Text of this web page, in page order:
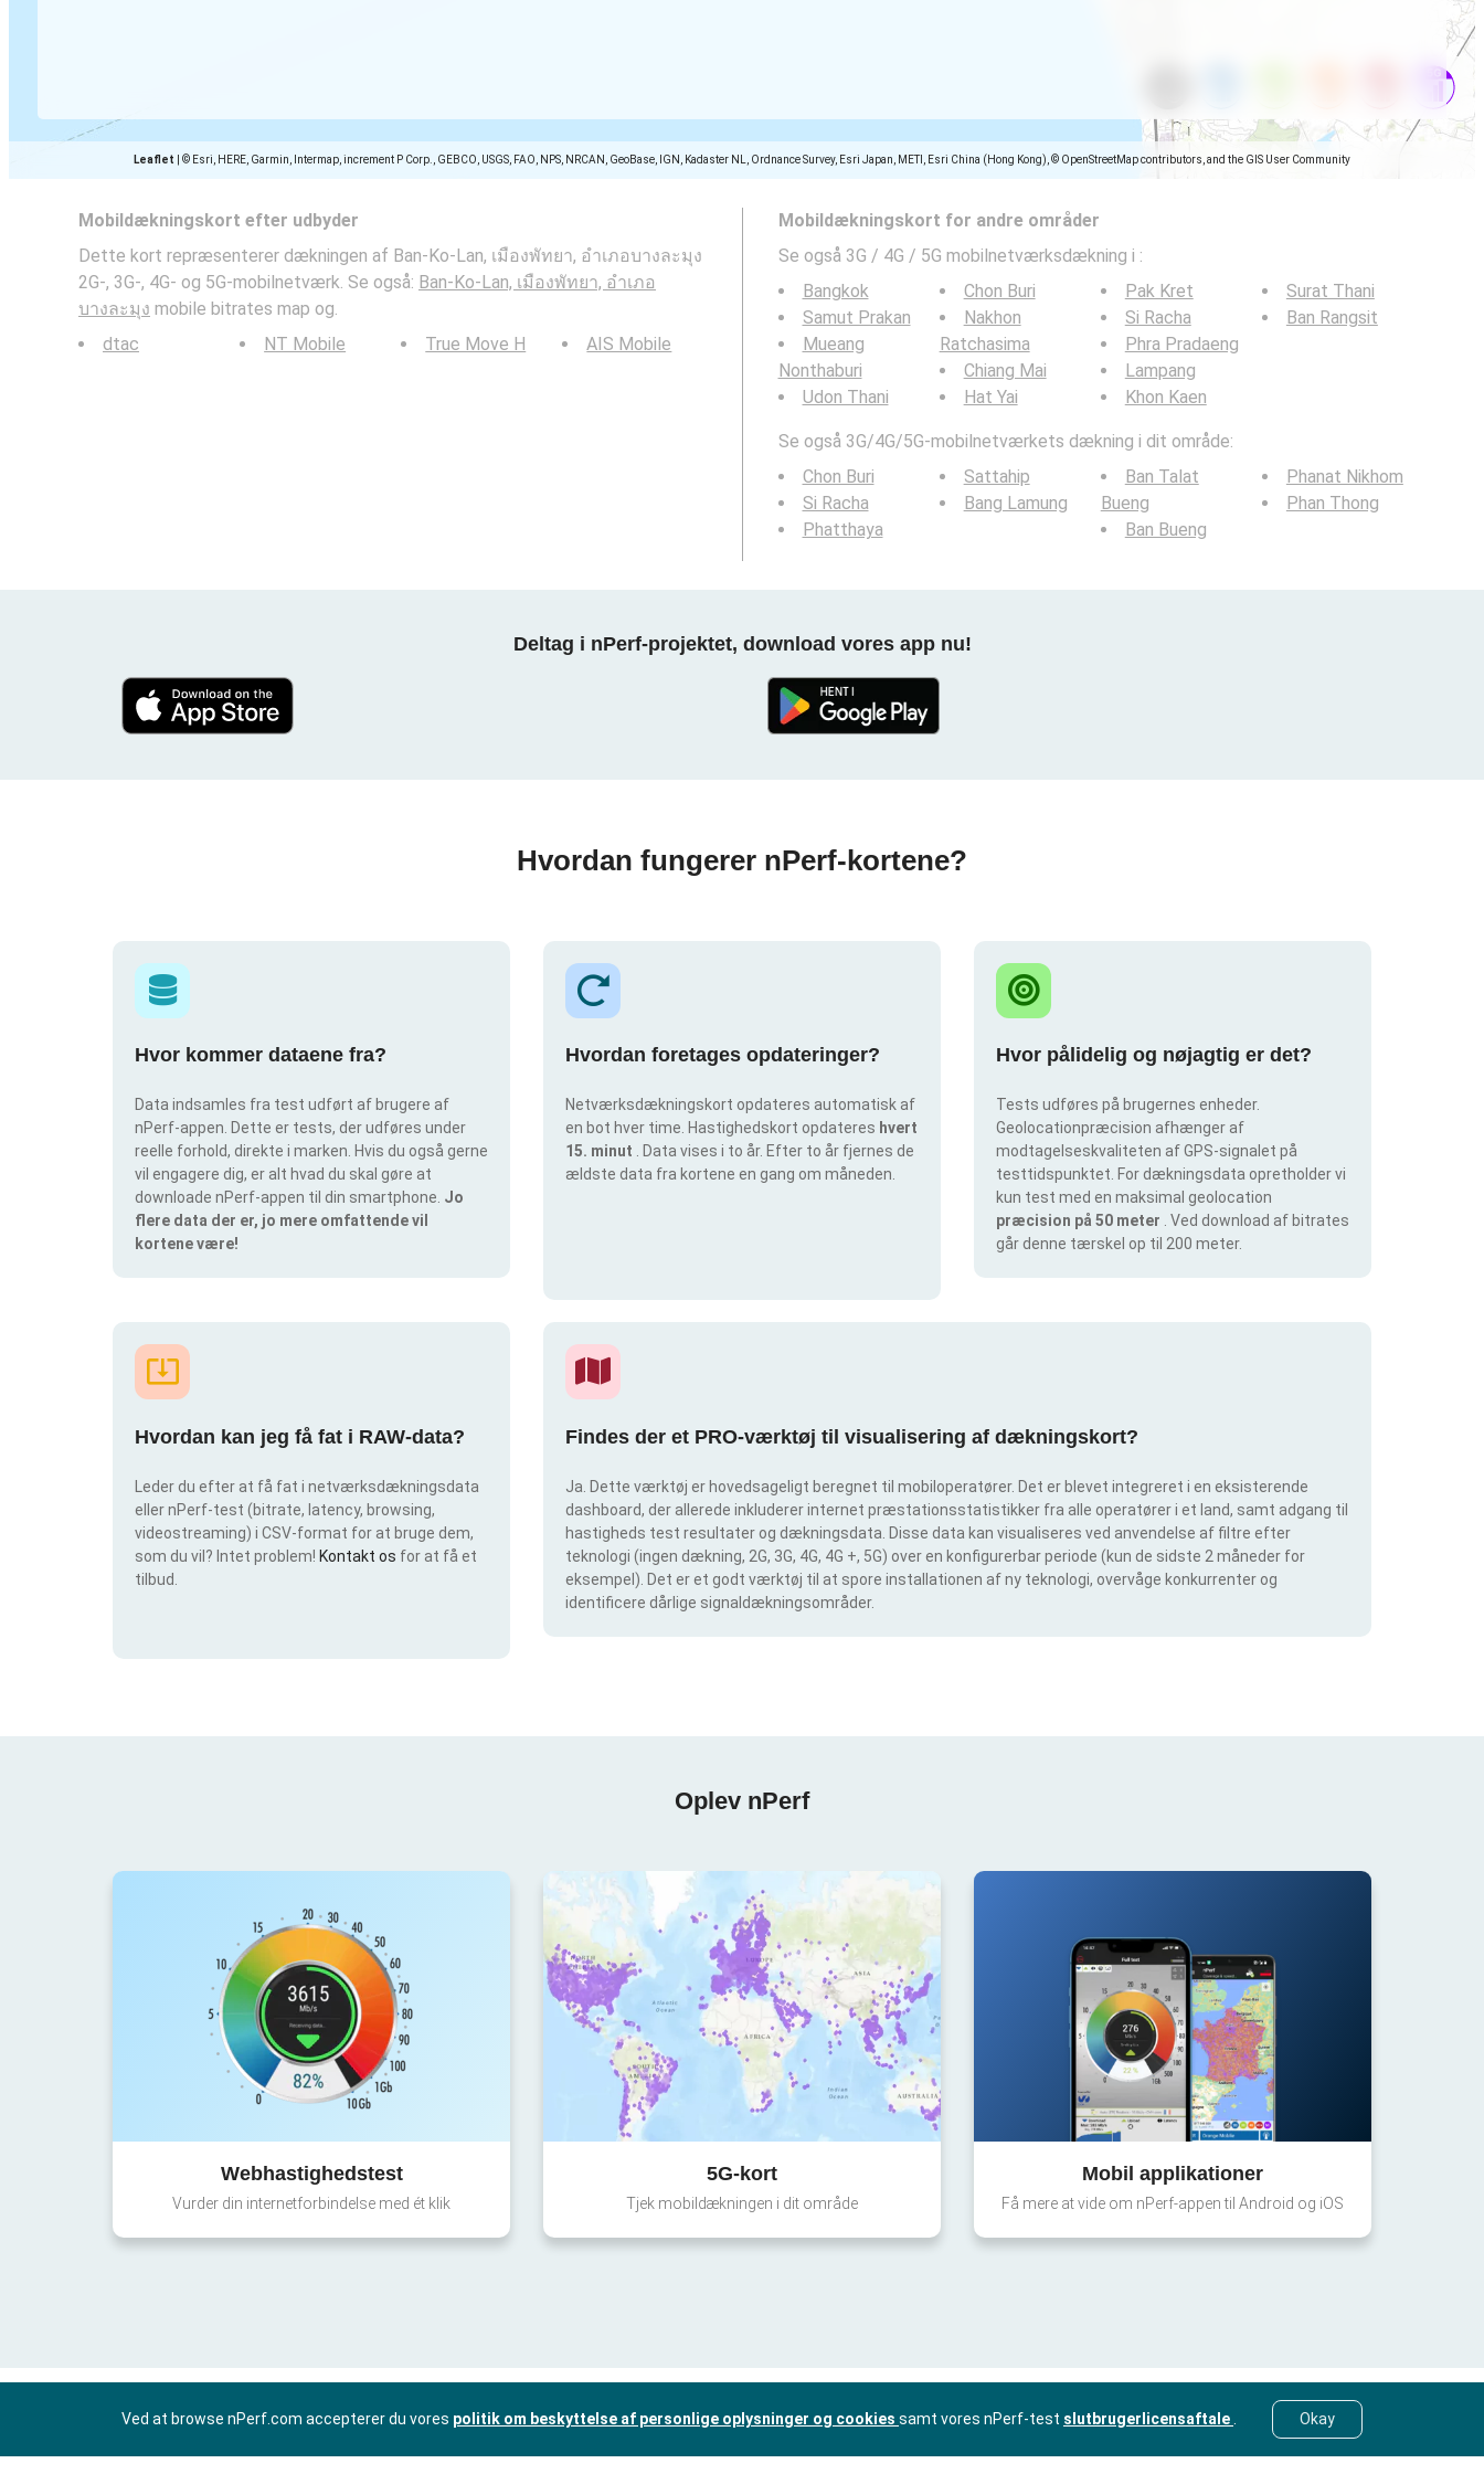
Leaflet © Esri, HERE, Garmin, Intermap, increment P Corp., GEBCO, USGS, FAO, NPS, NRCAN, GeoBase, IGN, Kadaster NL, Ordnance Survey, Esri Japan, METI, Esri China (Hong Kong), © OpenStreetMap contributors, and the GIS User Community
Mobildækningskort efter udbyder
Dette kort repræsenterer dækningen af Ban-Ko-Lan, เมืองพัทยา, อำเภอบางละมุง
2G-, 3G-, 4G- og 5G-mobilnetværk. Se også: Ban-Ko-Lan, เมืองพัทยา, อำเภอ
บางละมุง mobile bitrates map og.
dtac
NT Mobile True Move H AIS Mobile
Mobildækningskort for andre områder
Se også 3G / 4G / 5G mobilnetværksdækning i :
Bangkok
Samut Prakan
Mueang
Nonthaburi
Udon Thani
Chon Buri
Nakhon
Ratchasima
Chiang Mai
Hat Yai
Pak Kret
Si Racha
Phra Pradaeng
Lampang
Khon Kaen
Surat Thani
Ban Rangsit
Se også 3G/4G/5G-mobilnetværkets dækning i dit område:
Chon Buri
Si Racha
Phatthaya
Sattahip
Bang Lamung
Ban Talat
Bueng
Ban Bueng
Phanat Nikhom
Phan Thong
Deltag i nPerf-projektet, download vores app nu!
Hvordan fungerer nPerf-kortene?
Hvor kommer dataene fra?
Data indsamles fra test udført af brugere af
nPerf-appen. Dette er tests, der udføres under
reelle forhold, direkte i marken. Hvis du også gerne
vil engagere dig, er alt hvad du skal gøre at
downloade nPerf-appen til din smartphone. Jo
flere data der er, jo mere omfattende vil
kortene være!
Hvordan foretages opdateringer?
Netværksdækningskort opdateres automatisk af
en bot hver time. Hastighedskort opdateres hvert
15. minut
. Data vises i to år. Efter to år fjernes de
ældste data fra kortene en gang om måneden.
Hvor pålidelig og nøjagtig er det?
Tests udføres på brugernes enheder.
Geolocationpræcision afhænger af
modtagelseskvaliteten af GPS-signalet på
testtidspunktet. For dækningsdata opretholder vi
kun test med en maksimal geolocation
præcision på 50 meter
. Ved download af bitrates
går denne tærskel op til 200 meter.
Hvordan kan jeg få fat i RAW-data?
Leder du efter at få fat i netværksdækningsdata
eller nPerf-test (bitrate, latency, browsing,
videostreaming) i CSV-format for at bruge dem,
som du vil? Intet problem! Kontakt os for at få et
tilbud.
Findes der et PRO-værktøj til visualisering af dækningskort?
Ja. Dette værktøj er hovedsageligt beregnet til mobiloperatører. Det er blevet integreret i en eksisterende
dashboard, der allerede inkluderer internet præstationsstatistikker fra alle operatører i et land, samt adgang til
hastigheds test resultater og dækningsdata. Disse data kan visualiseres ved anvendelse af filtre efter
teknologi (ingen dækning, 2G, 3G, 4G, 4G +, 5G) over en konfigurerbar periode (kun de sidste 2 måneder for
eksempel). Det er et godt værktøj til at spore installationen af ny teknologi, overvåge konkurrenter og
identificere dårlige signaldækningsområder.
Oplev nPerf
Webhastighedstest
Vurder din internetforbindelse med ét klik
5G-kort
Tjek mobildækningen i dit område
Mobil applikationer
Få mere at vide om nPerf-appen til Android og iOS
Ved at browse nPerf.com accepterer du vores politik om beskyttelse af personlige oplysninger og cookies samt vores nPerf-test slutbrugerlicensaftale Okay